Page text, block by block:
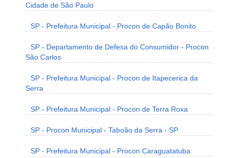
Cidade de São Paulo
SP - Prefeitura Municipal - Procon de Capão Bonito
SP - Departamento de Defesa do Consumidor - Procon
São Carlos
SP - Prefeitura Municipal - Procon de Itapecerica da
Serra
SP - Prefeitura Municipal - Procon de Terra Roxa
SP - Procon Municipal - Taboão da Serra - SP
SP - Prefeitura Municipal - Procon Caraguatatuba